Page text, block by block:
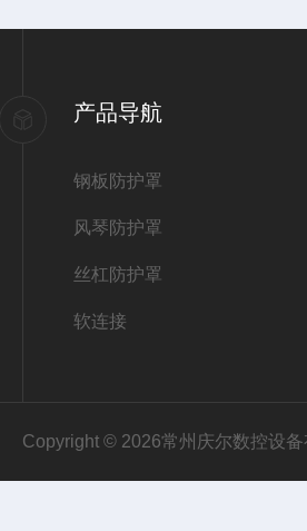
产品导航
钢板防护罩
风琴防护罩
丝杠防护罩
软连接
Copyright © 2026常州庆尔数控设